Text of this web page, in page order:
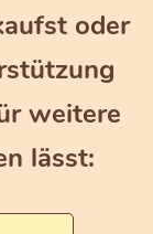
oder
weitere
lässt: